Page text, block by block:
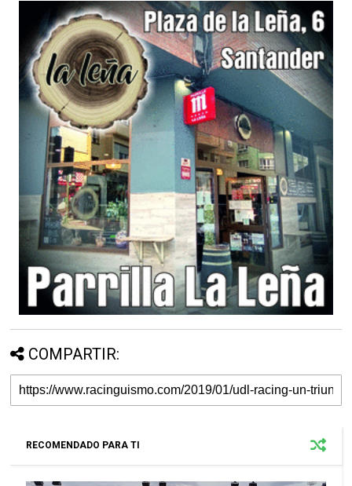
COMPARTIR:
RECOMENDADO PARA TI